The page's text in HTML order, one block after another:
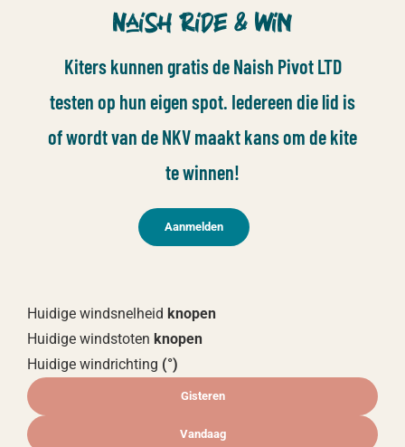
Naish Ride & Win
Kiters kunnen gratis de Naish Pivot LTD
testen op hun eigen spot. Iedereen die lid is
of wordt van de NKV maakt kans om de kite
te winnen!
Aanmelden
Huidige windsnelheid knopen
Huidige windstoten knopen
Huidige windrichting (°)
Gisteren
Vandaag